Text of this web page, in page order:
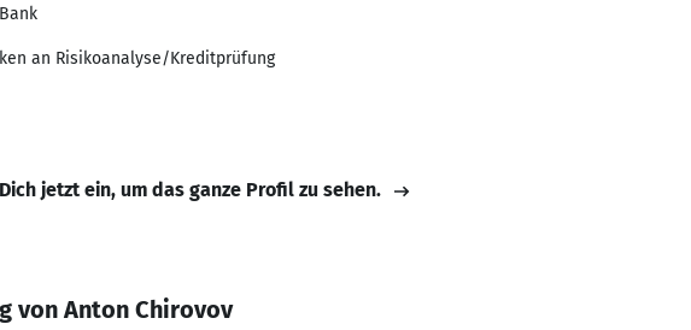
an Risikoanalyse/Kreditprüfung
jetzt ein, um das ganze Profil zu sehen.
von Anton Chirovov